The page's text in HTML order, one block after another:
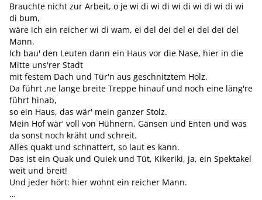
Brauchte nicht zur Arbeit, o je wi di wi di wi di wi di wi di wi
di bum,
wäre ich ein reicher wi di wam, ei del dei del ei del dei del
Mann.
Ich bau' den Leuten dann ein Haus vor die Nase, hier in die
Mitte uns'rer Stadt
mit festem Dach und Tür'n aus ­geschnitztem Holz.
Da führt ‚ne lange breite Treppe hinauf und noch eine läng're
führt hinab,
so ein Haus, das wär' mein ganzer Stolz.
Mein Hof wär' voll von Hühnern, ­Gänsen und Enten und was
da sonst noch kräht und schreit.
Alles quakt und schnattert, so laut es kann.
Das ist ein Quak und Quiek und Tüt, ­Kikeriki, ja, ein Spektakel
weit und breit!
Und jeder hört: hier wohnt ein reicher Mann.
…